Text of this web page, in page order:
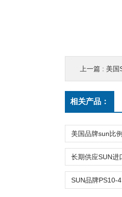
上一篇 : 美国
相关产品：